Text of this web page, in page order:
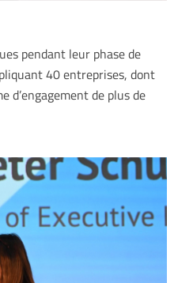
pendant leur phase de
40 entreprises, dont
de plus de